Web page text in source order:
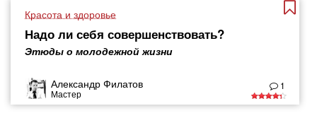
Красота и здоровье
Надо ли себя совершенствовать?
Этюды о молодежной жизни
Александр Филатов
Мастер
1